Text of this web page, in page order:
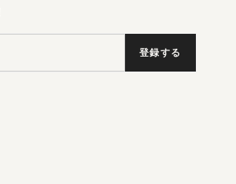
登録する